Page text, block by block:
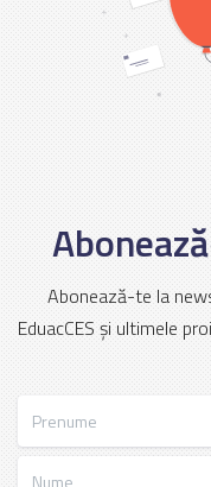
Abonează-te la
EduacCES și ultimele